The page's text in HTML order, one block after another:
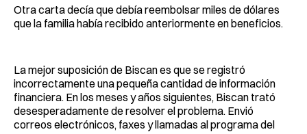
Otra carta decía que debía reembolsar miles de dólares
que la familia había recibido anteriormente en beneficios.
La mejor suposición de Biscan es que se registró
incorrectamente una pequeña cantidad de información
financiera. En los meses y años siguientes, Biscan trató
desesperadamente de resolver el problema. Envió
correos electrónicos, faxes y llamadas al programa del